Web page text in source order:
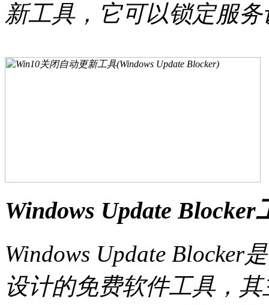
新工具，它可以锁定服
Windows Update Blocker
Windows Update Blocker
设计的免费软件工具，